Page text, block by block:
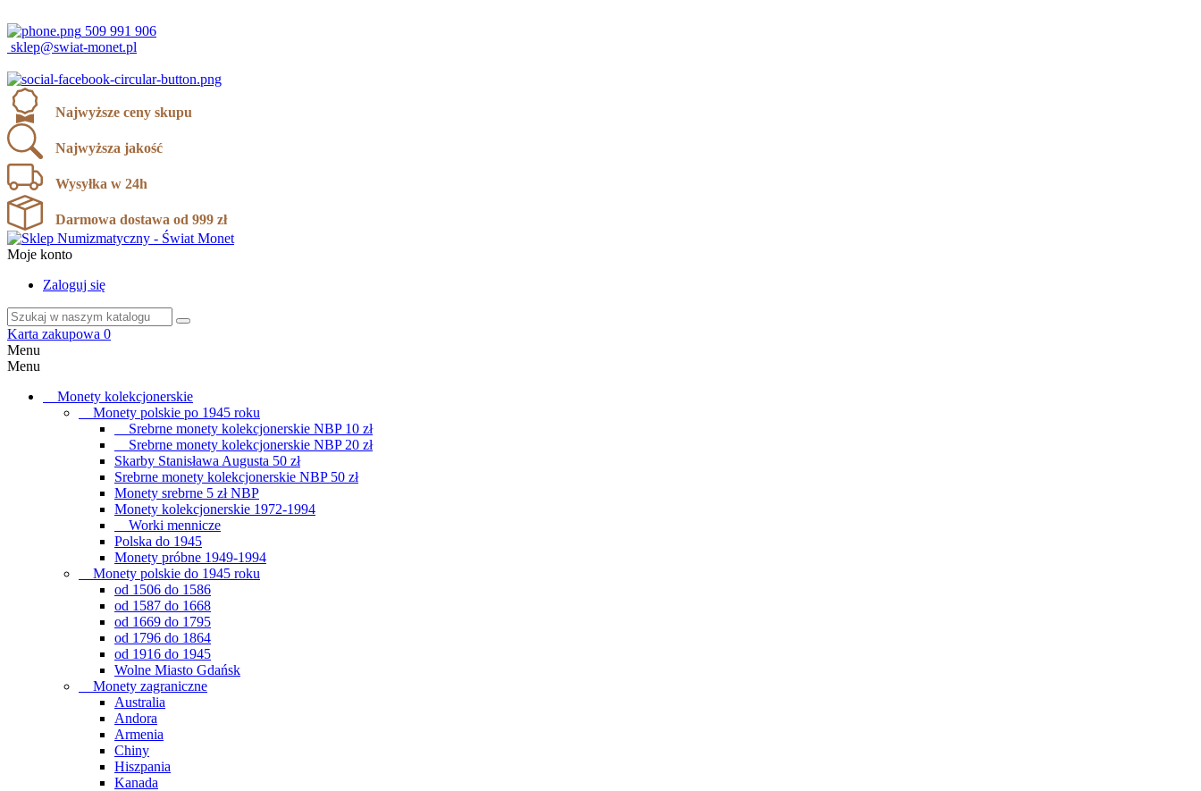
509 991 906
sklep@swiat-monet.pl
Najwyższe ceny skupu
Najwyższa jakość
Wysyłka w 24h
Darmowa dostawa od 999 zł
Moje konto
Zaloguj się
Karta zakupowa 0
Menu
Menu
Monety kolekcjonerskie
Monety polskie po 1945 roku
Srebrne monety kolekcjonerskie NBP 10 zł
Srebrne monety kolekcjonerskie NBP 20 zł
Skarby Stanisława Augusta 50 zł
Srebrne monety kolekcjonerskie NBP 50 zł
Monety srebrne 5 zł NBP
Monety kolekcjonerskie 1972-1994
Worki mennicze
Polska do 1945
Monety próbne 1949-1994
Monety polskie do 1945 roku
od 1506 do 1586
od 1587 do 1668
od 1669 do 1795
od 1796 do 1864
od 1916 do 1945
Wolne Miasto Gdańsk
Monety zagraniczne
Australia
Andora
Armenia
Chiny
Hiszpania
Kanada